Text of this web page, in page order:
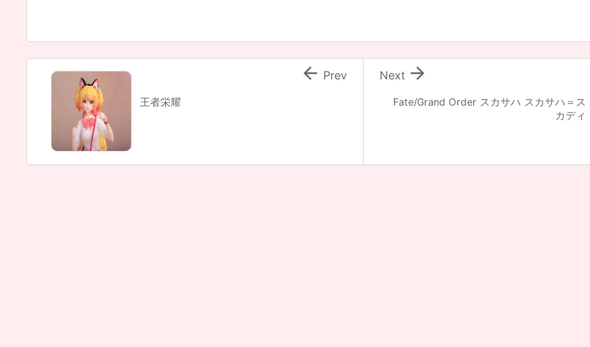
Fate/Grand Order スカサハ スカサハ＝ス
カディ

Next
王者栄耀
 Prev